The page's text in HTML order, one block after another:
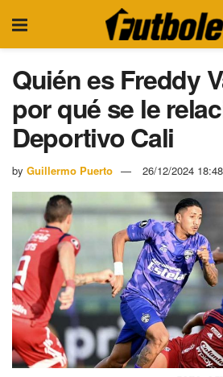
Quién es Freddy
por qué se le
Deportivo Cali
by Guillermo Puerto 26/12/2024 18:48